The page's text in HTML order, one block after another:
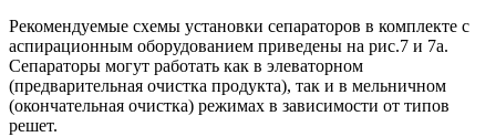
Рекомендуемые схемы установки сепараторов в комплекте с
аспирационным оборудованием приведены на рис.7 и 7а.
Сепараторы могут работать как в элеваторном
(предварительная очистка продукта), так и в мельничном
(окончательная очистка) режимах в зависимости от типов
решет.